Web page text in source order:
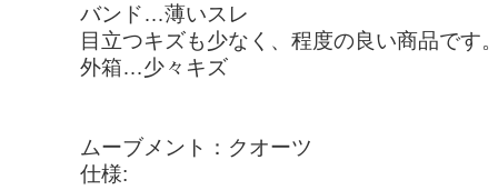
バンド…薄いスレ
目立つキズも少なく、程度の良い商品です。
外箱…少々キズ
ムーブメント：クオーツ
仕様: